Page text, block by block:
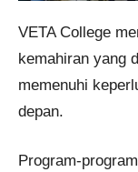
VETA College
kemahiran yang
memenuhi
depan.
Program-